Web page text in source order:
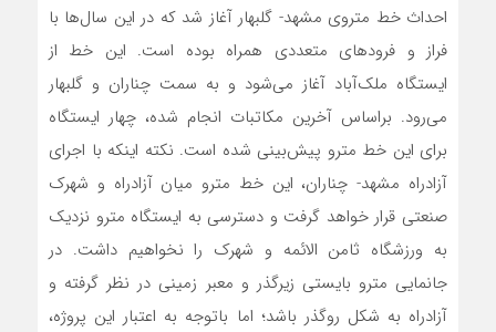
احداث خط متروی مشهد- گلبهار آغاز شد که در این سال‌ها با
فراز و فرودهای متعددی همراه بوده است. این خط از
ایستگاه ملک‌آباد آغاز می‌شود و به سمت چناران و گلبهار
می‌رود. براساس آخرین مکاتبات انجام شده، چهار ایستگاه
برای این خط مترو پیش‌بینی شده است. نکته اینکه با اجرای
آزادراه مشهد- چناران، این خط مترو میان آزادراه و شهرک
صنعتی قرار خواهد گرفت و دسترسی به ایستگاه مترو نزدیک
به ورزشگاه ثامن الائمه و شهرک را نخواهیم داشت. در
جانمایی مترو بایستی زیرگذر و معبر زمینی در نظر گرفته و
آزادراه به شکل روگذر باشد؛ اما باتوجه به اعتبار این پروژه،